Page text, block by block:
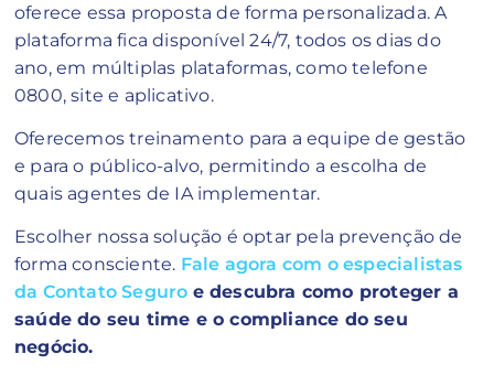
oferece essa proposta de forma personalizada. A
plataforma fica disponível 24/7, todos os dias do
ano, em múltiplas plataformas, como telefone
0800, site e aplicativo.
Oferecemos treinamento para a equipe de gestão
e para o público-alvo, permitindo a escolha de
quais agentes de IA implementar.
Escolher nossa solução é optar pela prevenção de
forma consciente. Fale agora com o especialistas
da Contato Seguro e descubra como proteger a
saúde do seu time e o compliance do seu
negócio.